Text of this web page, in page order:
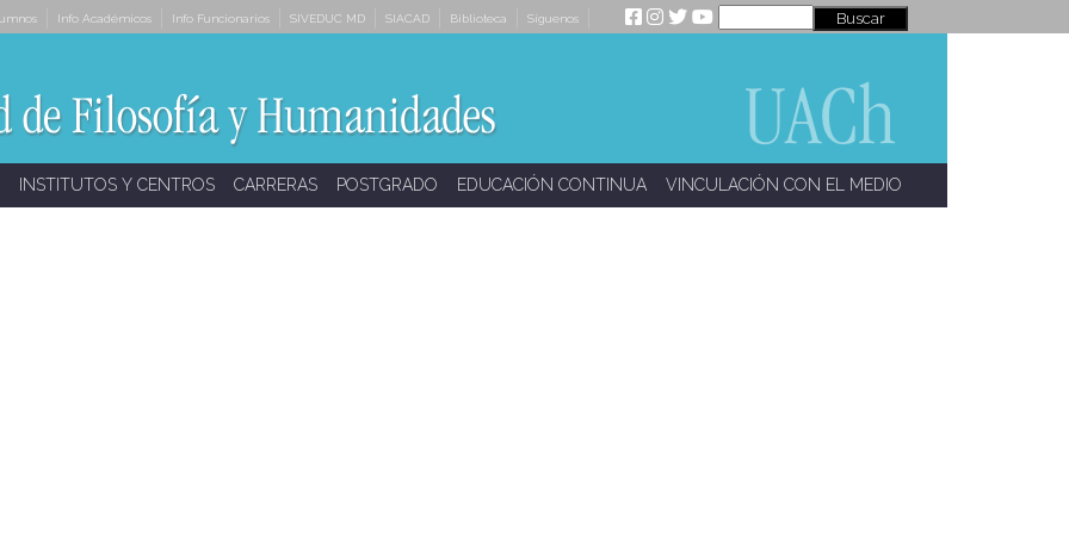
Info Académicos Info Funcionarios SIVEDUC MD SIACAD Biblioteca Síguenos
INSTITUTOS Y CENTROS CARRERAS POSTGRADO EDUCACIÓN CONTINUA VINCULACIÓN CON EL MEDIO